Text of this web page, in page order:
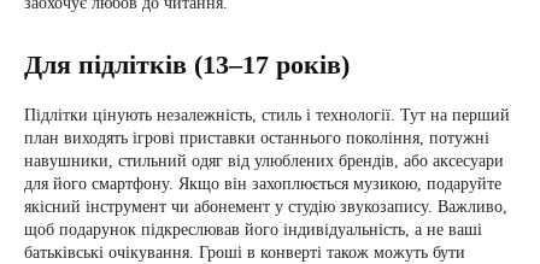
Для підлітків (13–17 років)
Підлітки цінують незалежність, стиль і технології. Тут на перший
план виходять ігрові приставки останнього покоління, потужні
навушники, стильний одяг від улюблених брендів, або аксесуари
для його смартфону. Якщо він захоплюється музикою, подаруйте
якісний інструмент чи абонемент у студію звукозапису. Важливо,
щоб подарунок підкреслював його індивідуальність, а не ваші
батьківські очікування. Гроші в конверті також можуть бути